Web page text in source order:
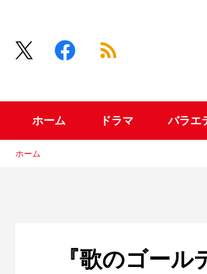
ホーム ドラマ バラエ
ホーム
『歌のゴー